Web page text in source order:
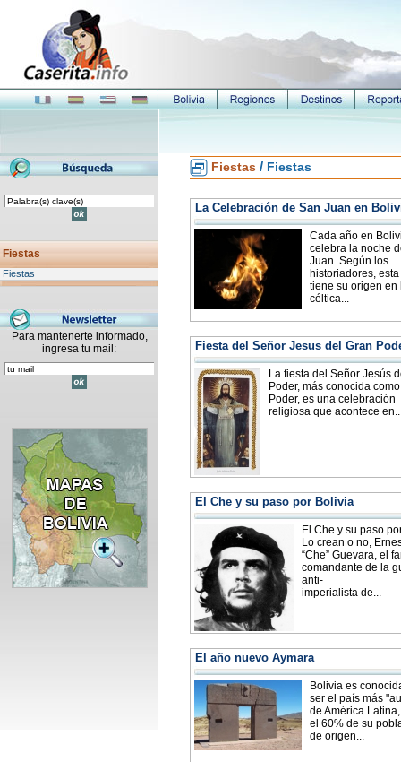
Fiestas
Fiestas
Para mantenerte informado,
ingresa tu mail:
Fiestas / Fiestas
La Celebración de San Juan en
Cada año en
celebra la noche
Juan. Según los
historiadores,
tiene su origen en
céltica...
Fiesta del Señor Jesus del Gran
La fiesta del Señor Jesús
Poder, más conocida
Poder, es una celebración
religiosa que acontece
El Che y su paso por Bolivia
El Che y su paso
Lo crean o no,
“Che” Guevara, el
comandante de la
anti-
imperialista de...
El año nuevo Aymara
Bolivia es
ser el país más
de América
el 60% de su
de origen...